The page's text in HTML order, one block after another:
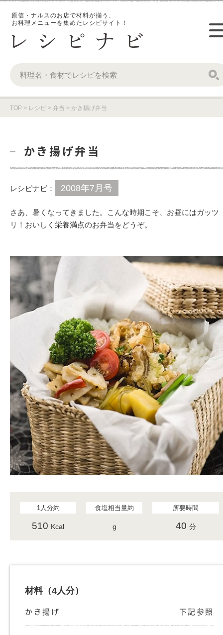
原信・ナルスのお店で材料が揃う、
お料理メニューを集めたレシピサイト！
TOP > レシピ > 弁当 > かき揚げ弁当
かき揚げ弁当
レシピナビ： 2008年7月号
さあ、暑くなってきました。こんな時期こそ、お昼にはガッツ
リ！おいしく栄養満点のお弁当をどうぞ。
1人分約
510 Kcal
食塩相当量約
g
所要時間
40 分
材料（4人分）
かき揚げ 下記参照